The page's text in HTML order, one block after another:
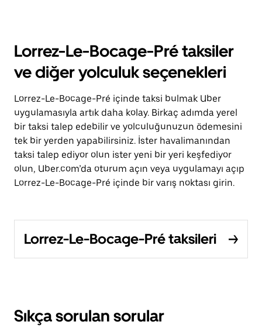
Lorrez-Le-Bocage-Pré taksiler
ve diğer yolculuk seçenekleri
Lorrez-Le-Bocage-Pré içinde taksi bulmak Uber
uygulamasıyla artık daha kolay. Birkaç adımda yerel
bir taksi talep edebilir ve yolculuğunuzun ödemesini
tek bir yerden yapabilirsiniz. İster havalimanından
taksi talep ediyor olun ister yeni bir yeri keşfediyor
olun, Uber.com’da oturum açın veya uygulamayı açıp
Lorrez-Le-Bocage-Pré içinde bir varış noktası girin.
Lorrez-Le-Bocage-Pré taksileri
Sıkça sorulan sorular